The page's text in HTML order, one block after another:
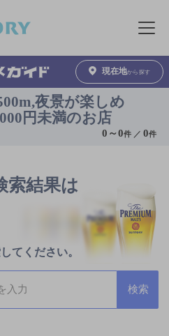
メニュ
現在地から探す
夜景が楽しめ
円未満のお店
0 ～0件 ／0件
索結果は
てください。